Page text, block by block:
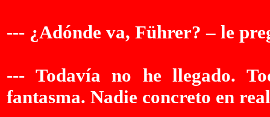
--- ¿Adónde va, Führer? – le
--- Todavía no he llegado.
fantasma. Nadie concreto en